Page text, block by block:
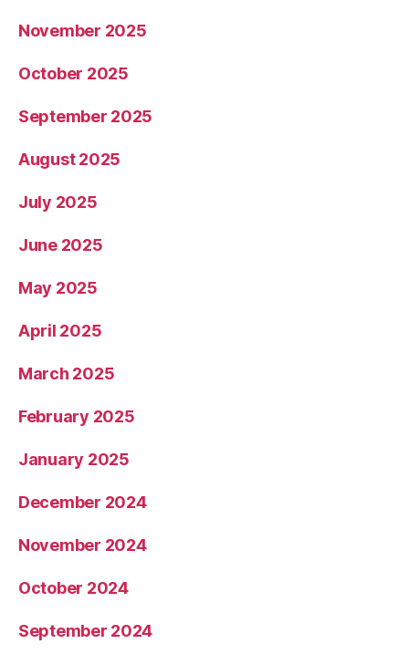
November 2025
October 2025
September 2025
August 2025
July 2025
June 2025
May 2025
April 2025
March 2025
February 2025
January 2025
December 2024
November 2024
October 2024
September 2024